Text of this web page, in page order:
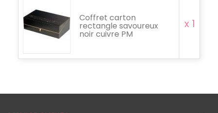
Coffret carton
rectangle savoureux
noir cuivre PM
x 1